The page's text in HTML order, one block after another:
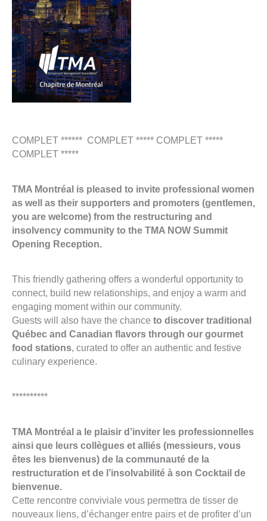
COMPLET ****** COMPLET ***** COMPLET *****
COMPLET *****
TMA Montréal is pleased to invite professional women
as well as their supporters and promoters (gentlemen,
you are welcome) from the restructuring and
insolvency community to the TMA NOW Summit
Opening Reception.
This friendly gathering offers a wonderful opportunity to
connect, build new relationships, and enjoy a warm and
engaging moment within our community.
Guests will also have the chance to discover traditional
Québec and Canadian flavors through our gourmet
food stations, curated to offer an authentic and festive
culinary experience.
**********
TMA Montréal a le plaisir d’inviter les professionnelles
ainsi que leurs collègues et alliés (messieurs, vous
êtes les bienvenus) de la communauté de la
restructuration et de l’insolvabilité à son Cocktail de
bienvenue.
Cette rencontre conviviale vous permettra de tisser de
nouveaux liens, d’échanger entre pairs et de profiter d’un